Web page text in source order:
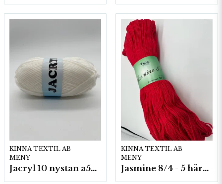
KINNA TEXTIL AB
MENY
Jacryl 10 nystan a50g./fp.
KINNA TEXTIL AB
MENY
Jasmine 8/4 - 5 härvor a200g./fp.